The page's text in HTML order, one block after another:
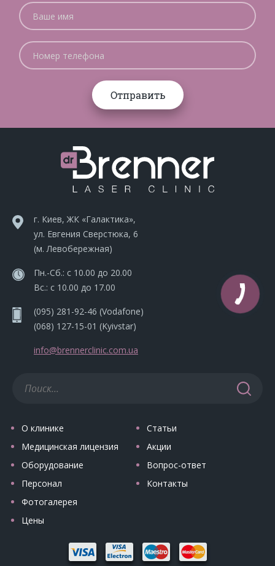
г. Киев, ЖК «Галактика»,
ул. Евгения Сверстюка, 6
(м. Левобережная)
Пн.-Сб.: с 10.00 до 20.00
Вс.: с 10.00 до 17.00
(095) 281-92-46 (Vodafone)
(068) 127-15-01 (Kyivstar)
info@brennerclinic.com.ua
О клинике
Медицинская лицензия
Оборудование
Персонал
Фотогалерея
Цены
Статьи
Акции
Вопрос-ответ
Контакты